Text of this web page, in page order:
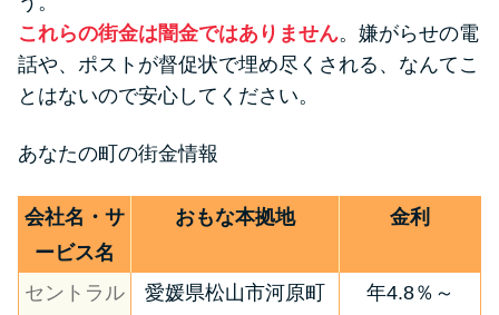
これらの街金は闇金ではありません。嫌がらせの電
話や、ポストが督促状で埋め尽くされる、なんてこ
とはないので安心してください。
あなたの町の街金情報
会社名・サ
ービス名
おもな本拠地 金利
セントラル
愛媛県松山市河原町
年4.8％～